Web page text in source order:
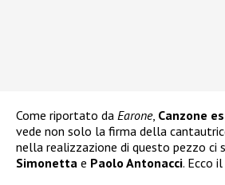
Come riportato da Earone, Canzone
vede non solo la firma della
nella realizzazione di questo pezzo ci
Simonetta e Paolo Antonacci. Ecco il